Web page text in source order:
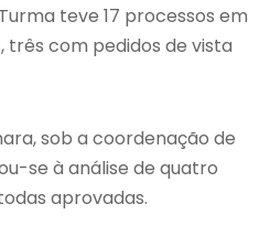
teve 17 processos em
três com pedidos de vista
sob a coordenação de
se à análise de quatro
aprovadas.